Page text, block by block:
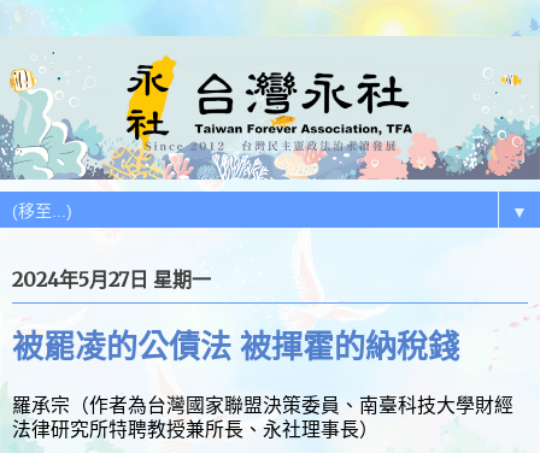
▼
2024年5月27日 星期一
被罷凌的公債法 被揮霍的納稅錢
羅承宗（作者為台灣國家聯盟決策委員、南臺科技大學財經
法律研究所特聘教授兼所長、永社理事長）